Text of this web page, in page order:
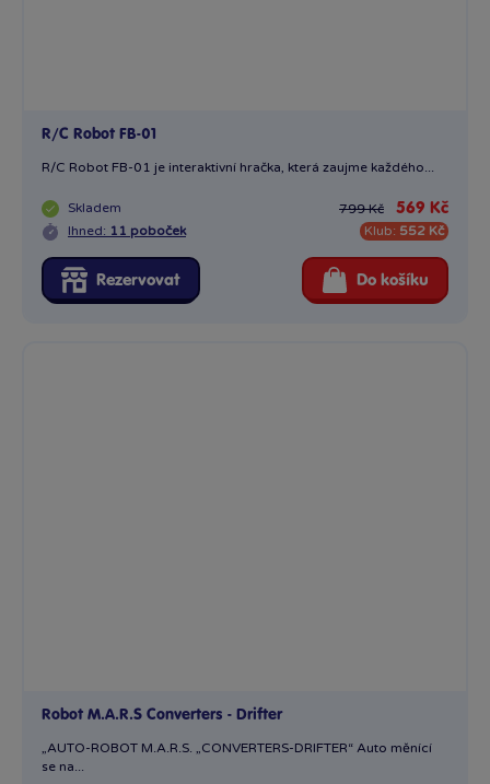
R/C Robot FB-01
R/C Robot FB-01 je interaktivní hračka, která zaujme každého...
Skladem
Ihned: 11 poboček
799 Kč 569 Kč
Klub: 552 Kč
Rezervovat Do košíku
Robot M.A.R.S Converters - Drifter
„AUTO-ROBOT M.A.R.S. „CONVERTERS-DRIFTER“ Auto měnící
se na...